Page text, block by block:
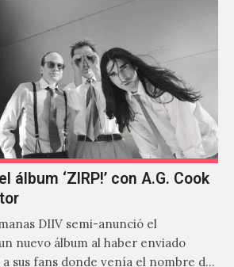
álbum ‘ZIRP!’ con A.G. Cook
DIIV semi-anunció el
nuevo álbum al haber enviado
sus fans donde venía el nombre de